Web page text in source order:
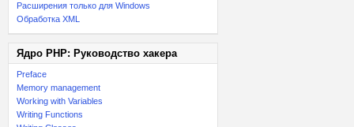
Расширения только для Windows
Обработка XML
Ядро PHP: Руководство хакера
Preface
Memory management
Working with Variables
Writing Functions